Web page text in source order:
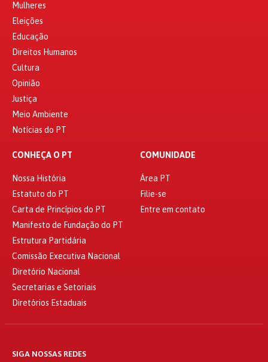
Mulheres
Eleições
Educação
Direitos Humanos
Cultura
Opinião
Justiça
Meio Ambiente
Notícias do PT
CONHEÇA O PT
Nossa História
Estatuto do PT
Carta de Princípios do PT
Manifesto de Fundação do PT
Estrutura Partidária
Comissão Executiva Nacional
Diretório Nacional
Secretarias e Setoriais
Diretórios Estaduais
COMUNIDADE
Área PT
Filie-se
Entre em contato
SIGA NOSSAS REDES